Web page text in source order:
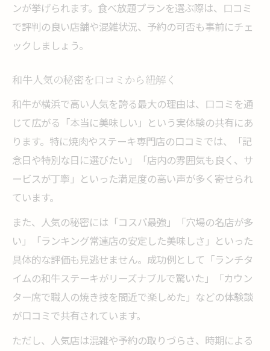
ンが挙げられます。食べ放題プランを選ぶ際は、口コミ
で評判の良い店舗や混雑状況、予約の可否も事前にチェ
ックしましょう。
和牛人気の秘密を口コミから紐解く
和牛が横浜で高い人気を誇る最大の理由は、口コミを通
じて広がる「本当に美味しい」という実体験の共有にあ
ります。特に焼肉やステーキ専門店の口コミでは、「記
念日や特別な日に選びたい」「店内の雰囲気も良く、サ
ービスが丁寧」といった満足度の高い声が多く寄せられ
ています。
また、人気の秘密には「コスパ最強」「穴場の名店が多
い」「ランキング常連店の安定した美味しさ」といった
具体的な評価も見逃せません。成功例として「ランチタ
イムの和牛ステーキがリーズナブルで驚いた」「カウン
ター席で職人の焼き技を間近で楽しめた」などの体験談
が口コミで共有されています。
ただし、人気店は混雑や予約の取りづらさ、時期による